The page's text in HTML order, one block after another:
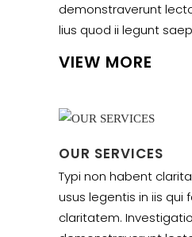
demonstraverunt
lius quod ii legunt
VIEW MORE
OUR SERVICES
Typi non habent
usus legentis in iis qui
claritatem.